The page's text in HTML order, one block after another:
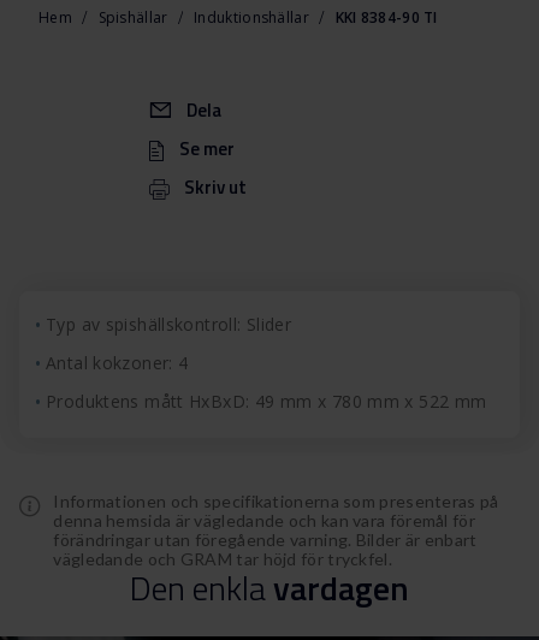
Hem Spishällar Induktionshällar KKI 8384-90 TI
Dela
Se mer
Skriv ut
Typ av spishällskontroll: Slider
Antal kokzoner: 4
Produktens mått HxBxD: 49 mm x 780 mm x 522 mm
Informationen och specifikationerna som presenteras på
denna hemsida är vägledande och kan vara föremål för
förändringar utan föregående varning. Bilder är enbart
vägledande och GRAM tar höjd för tryckfel.
Den enklavardagen